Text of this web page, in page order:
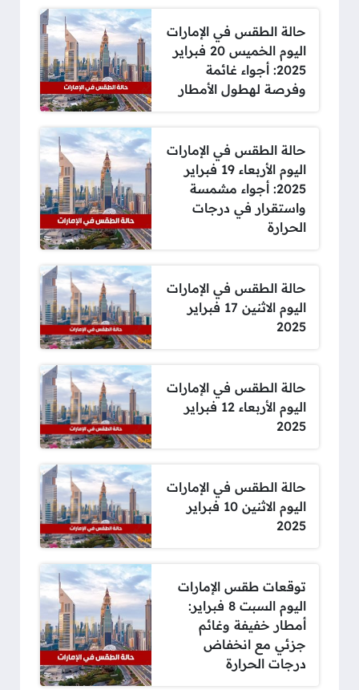
حالة الطقس في الإمارات
اليوم الخميس 20 فبراير
2025: أجواء غائمة
وفرصة لهطول الأمطار
حالة الطقس في الإمارات
اليوم الأربعاء 19 فبراير
2025: أجواء مشمسة
واستقرار في درجات
الحرارة
حالة الطقس في الإمارات
اليوم الاثنين 17 فبراير
2025
حالة الطقس في الإمارات
اليوم الأربعاء 12 فبراير
2025
حالة الطقس في الإمارات
اليوم الاثنين 10 فبراير
2025
توقعات طقس الإمارات
اليوم السبت 8 فبراير:
أمطار خفيفة وغائم
جزئي مع انخفاض
درجات الحرارة